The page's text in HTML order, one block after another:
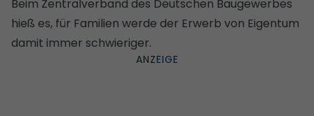
Beim Zentralverband des Deutschen Baugewerbes
hieß es, für Familien werde der Erwerb von Eigentum
damit immer schwieriger.